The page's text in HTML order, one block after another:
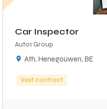
Car Inspector
Auto1 Group
Ath, Henegouwen, BE
Vast contract